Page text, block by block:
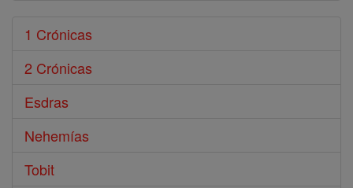
1 Crónicas
2 Crónicas
Esdras
Nehemías
Tobit